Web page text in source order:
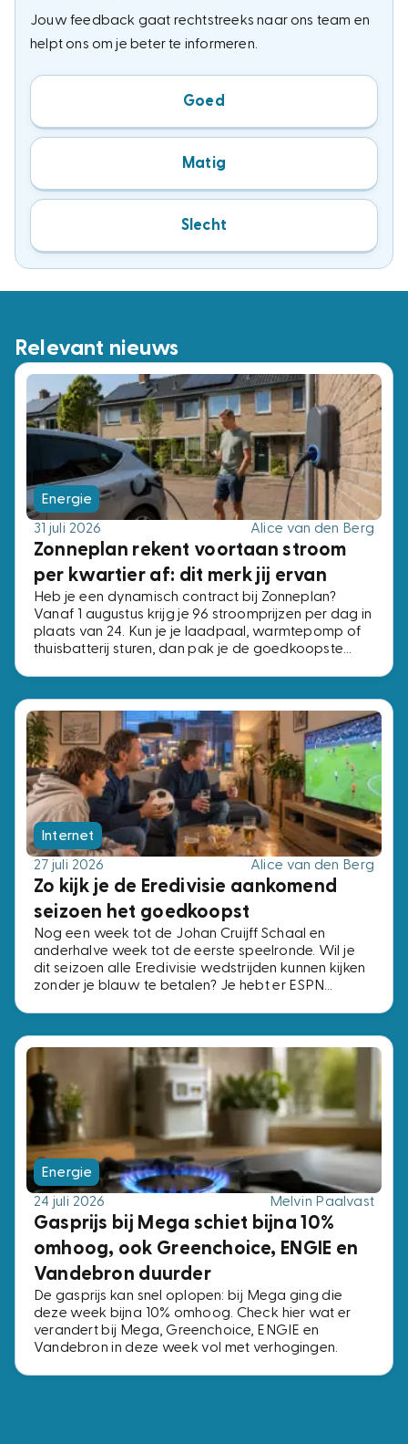
Jouw feedback gaat rechtstreeks naar ons team en
helpt ons om je beter te informeren.
Goed
Matig
Slecht
Relevant nieuws
Energie
31 juli 2026
Alice van den Berg
Zonneplan rekent voortaan stroom
per kwartier af: dit merk jij ervan
Heb je een dynamisch contract bij Zonneplan?
Vanaf 1 augustus krijg je 96 stroomprijzen per dag in
plaats van 24. Kun je je laadpaal, warmtepomp of
thuisbatterij sturen, dan pak je de goedkoopste
Internet
27 juli 2026
Alice van den Berg
Zo kijk je de Eredivisie aankomend
seizoen het goedkoopst
Nog een week tot de Johan Cruijff Schaal en
anderhalve week tot de eerste speelronde. Wil je
dit seizoen alle Eredivisie wedstrijden kunnen kijken
zonder je blauw te betalen? Je hebt er ESPN
betaal je bij de ene aanbieder € 2,- per maand en
bij de andere € 15,-. Wij zochten de voordeligste
opties uit.
Energie
24 juli 2026
Melvin Paalvast
Gasprijs bij Mega schiet bijna 10%
omhoog, ook Greenchoice, ENGIE en
Vandebron duurder
De gasprijs kan snel oplopen: bij Mega ging die
deze week bijna 10% omhoog. Check hier wat er
verandert bij Mega, Greenchoice, ENGIE en
Vandebron in deze week vol met verhogingen.